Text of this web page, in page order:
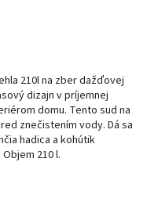
210l na zber dažďovej
dizajn v príjemnej
domu. Tento sud na
znečistením vody. Dá sa
hadica a kohútik
210 l.